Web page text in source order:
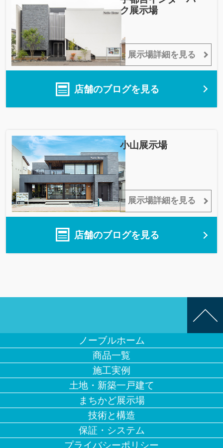
ク展示場
展示場詳細を見る
店舗のブログを見る
小山展示場
展示場詳細を見る
店舗のブログを見る
ノーブルホーム
商品一覧
施工実例
土地・新築一戸建て
まちかど展示場
技術と構造
保証・システム
プライバシーポリシー